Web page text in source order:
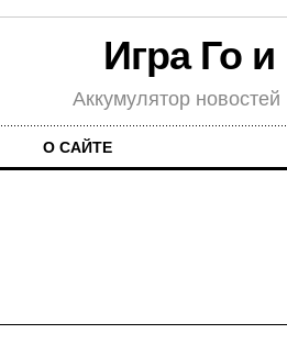
Игра Го
Аккумулятор
О САЙТЕ